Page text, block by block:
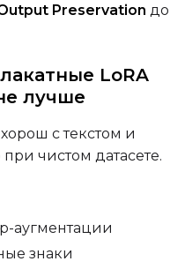
Preservation до
LoRA
лучше
с текстом и
чистом датасете.
аугментации
знаки